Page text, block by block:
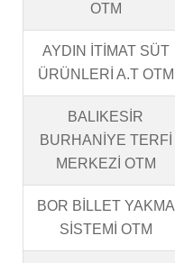
OTM
AYDIN İTİMAT SÜT
ÜRÜNLERİ A.T OTM
BALIKESİR
BURHANİYE TERFİ
MERKEZİ OTM
BOR BİLLET YAKMA
SİSTEMİ OTM